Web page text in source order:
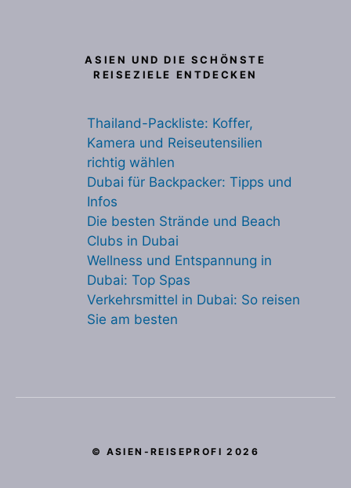
ASIEN UND DIE SCHÖNSTE
REISEZIELE ENTDECKEN
Thailand-Packliste: Koffer,
Kamera und Reiseutensilien
richtig wählen
Dubai für Backpacker: Tipps und
Infos
Die besten Strände und Beach
Clubs in Dubai
Wellness und Entspannung in
Dubai: Top Spas
Verkehrsmittel in Dubai: So reisen
Sie am besten
© ASIEN-REISEPROFI 2026